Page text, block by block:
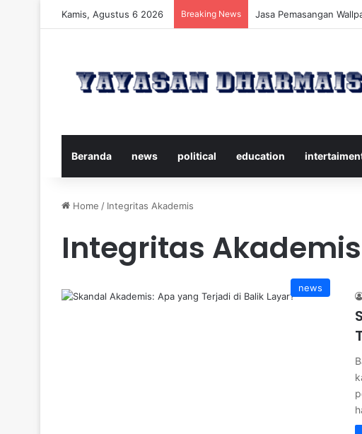
Kamis, Agustus 6 2026 Breaking News Panduan Lengkap
Beranda news political education
Home / Integritas Akademis
Integritas Akademis
news